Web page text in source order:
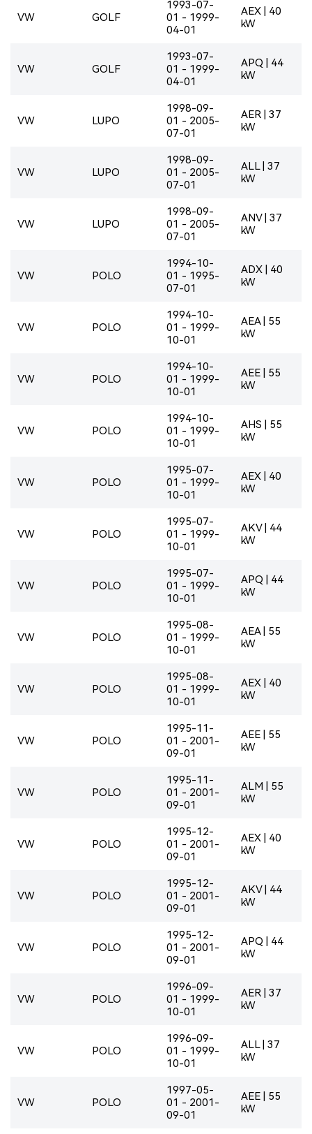
VW GOLF
1993-07-
01 - 1999-
04-01
AEX | 40
kW
VW GOLF
1993-07-
01 - 1999-
04-01
APQ | 44
kW
VW LUPO
1998-09-
01 - 2005-
07-01
AER | 37
kW
VW LUPO
1998-09-
01 - 2005-
07-01
ALL | 37
kW
VW LUPO
1998-09-
01 - 2005-
07-01
ANV | 37
kW
VW POLO
1994-10-
01 - 1995-
07-01
ADX | 40
kW
VW POLO
1994-10-
01 - 1999-
10-01
AEA | 55
kW
VW POLO
1994-10-
01 - 1999-
10-01
AEE | 55
kW
VW POLO
1994-10-
01 - 1999-
10-01
AHS | 55
kW
VW POLO
1995-07-
01 - 1999-
10-01
AEX | 40
kW
VW POLO
1995-07-
01 - 1999-
10-01
AKV | 44
kW
VW POLO
1995-07-
01 - 1999-
10-01
APQ | 44
kW
VW POLO
1995-08-
01 - 1999-
10-01
AEA | 55
kW
VW POLO
1995-08-
01 - 1999-
10-01
AEX | 40
kW
VW POLO
1995-11-
01 - 2001-
09-01
AEE | 55
kW
VW POLO
1995-11-
01 - 2001-
09-01
ALM | 55
kW
VW POLO
1995-12-
01 - 2001-
09-01
AEX | 40
kW
VW POLO
1995-12-
01 - 2001-
09-01
AKV | 44
kW
VW POLO
1995-12-
01 - 2001-
09-01
APQ | 44
kW
VW POLO
1996-09-
01 - 1999-
10-01
AER | 37
kW
VW POLO
1996-09-
01 - 1999-
10-01
ALL | 37
kW
VW POLO
1997-05-
01 - 2001-
09-01
AEE | 55
kW